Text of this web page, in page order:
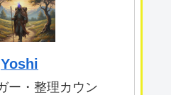
Yoshi
ー・整理カウン